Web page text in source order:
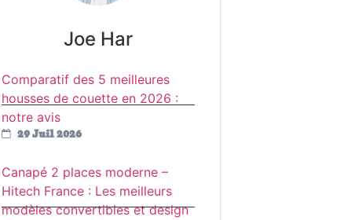
Joe Har
Comparatif des 5 meilleures
housses de couette en 2026 :
notre avis
29 Juil 2026
Canapé 2 places moderne –
Hitech France : Les meilleurs
modèles convertibles et design